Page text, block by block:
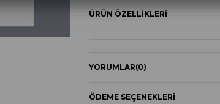
ÜRÜN ÖZELLIKLERI
YORUMLAR(0)
ÖDEME SEÇENEKLERI